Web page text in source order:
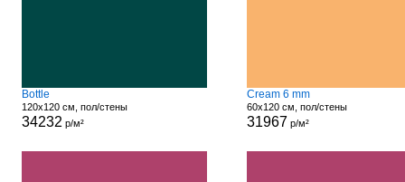
Bottle
120x120 см, пол/стены
34232 р/м²
Cream 6 mm
60x120 см, пол/стены
31967 р/м²